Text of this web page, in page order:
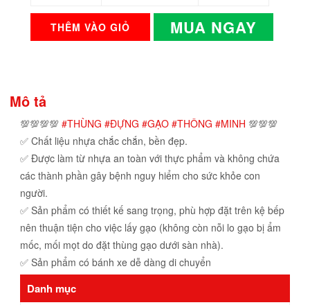
THÊM VÀO GIỎ MUA NGAY
Mô tả
💯💯💯💯 #THÙNG #ĐỰNG #GẠO #THÔNG #MINH 💯💯💯
✅ Chất liệu nhựa chắc chắn, bền đẹp.
✅ Được làm từ nhựa an toàn với thực phẩm và không chứa
các thành phần gây bệnh nguy hiểm cho sức khỏe con
người.
✅ Sản phẩm có thiết kế sang trọng, phù hợp đặt trên kệ bếp
nên thuận tiện cho việc lấy gạo (không còn nỗi lo gạo bị ẩm
mốc, mối mọt do đặt thùng gạo dưới sàn nhà).
✅ Sản phẩm có bánh xe dễ dàng di chuyển
Danh mục